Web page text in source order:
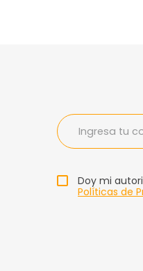
Doy mi
Políticas de